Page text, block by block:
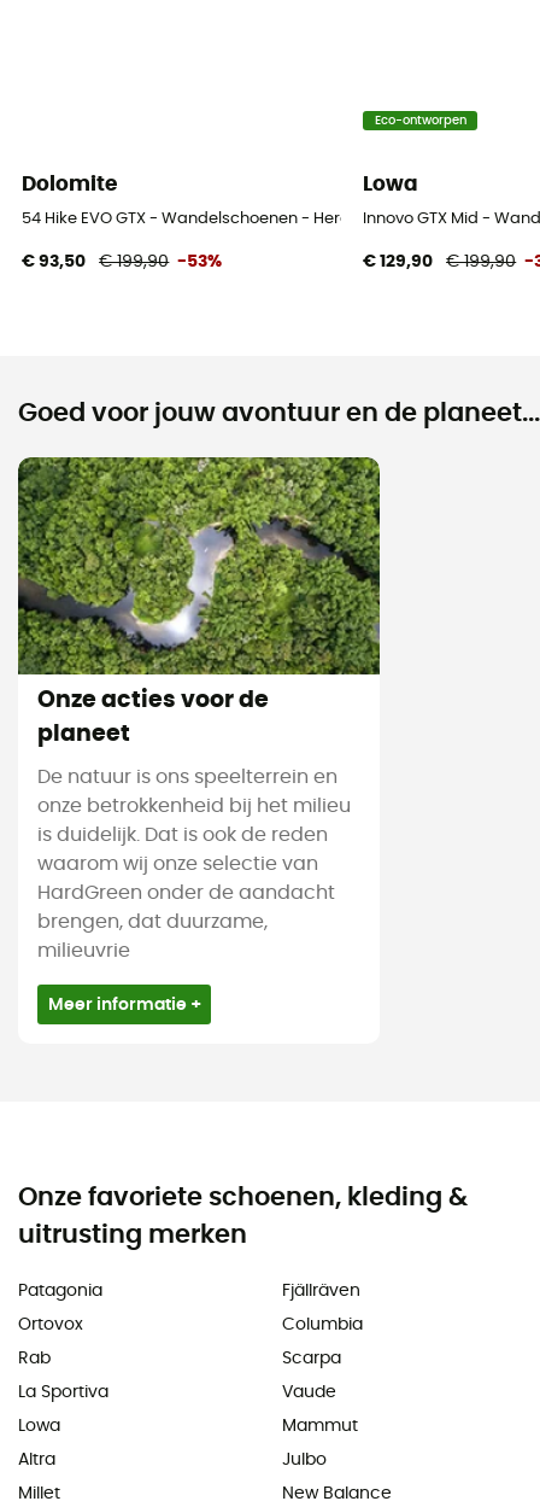
Dolomite
54 Hike EVO GTX - Wandelschoenen - Heren
€ 93,50 € 199,90 -53%
Eco-ontworpen
Lowa
Innovo GTX Mid -
€ 129,90 € 199,90 -
Goed voor jouw avontuur en de planeet...
Onze acties voor de
planeet
De natuur is ons speelterrein en
onze betrokkenheid bij het milieu
is duidelijk. Dat is ook de reden
waarom wij onze selectie van
HardGreen onder de aandacht
brengen, dat duurzame,
milieuvrie
Meer informatie +
Onze favoriete schoenen, kleding &
uitrusting merken
Patagonia
Ortovox
Rab
La Sportiva
Lowa
Altra
Millet
Fjällräven
Columbia
Scarpa
Vaude
Mammut
Julbo
New Balance